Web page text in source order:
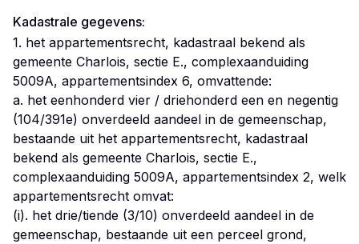
Kadastrale gegevens:
1. het appartementsrecht, kadastraal bekend als
gemeente Charlois, sectie E., complexaanduiding
5009A, appartementsindex 6, omvattende:
a. het eenhonderd vier / driehonderd een en negentig
(104/391e) onverdeeld aandeel in de gemeenschap,
bestaande uit het appartementsrecht, kadastraal
bekend als gemeente Charlois, sectie E.,
complexaanduiding 5009A, appartementsindex 2, welk
appartementsrecht omvat:
(i). het drie/tiende (3/10) onverdeeld aandeel in de
gemeenschap, bestaande uit een perceel grond,